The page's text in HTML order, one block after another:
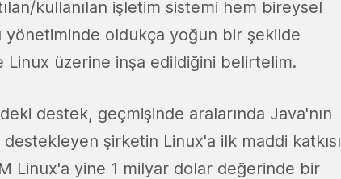
kullanılan işletim sistemi hem bireysel
yönetiminde oldukça yoğun bir şekilde
Linux üzerine inşa edildiğini belirtelim.
destek, geçmişinde aralarında Java'nın
destekleyen şirketin Linux'a ilk maddi katkısı
Linux'a yine 1 milyar dolar değerinde bir